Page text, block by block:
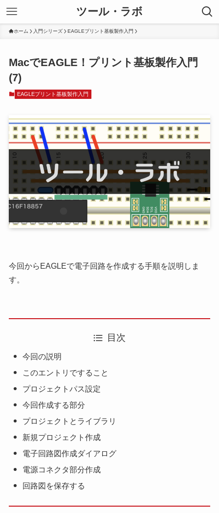
ツール・ラボ
ホーム 入門シリーズ EAGLEプリント基板製作入門
MacでEAGLE！プリント基板製作入門
(7)
EAGLEプリント基板製作入門
今回からEAGLEで電子回路を作成する手順を説明しま
す。
目次
今回の説明
このエントリですること
プロジェクトパス設定
今回作成する部分
プロジェクトとライブラリ
新規プロジェクト作成
電子回路図作成ダイアログ
電源コネクタ部分作成
回路図を保存する